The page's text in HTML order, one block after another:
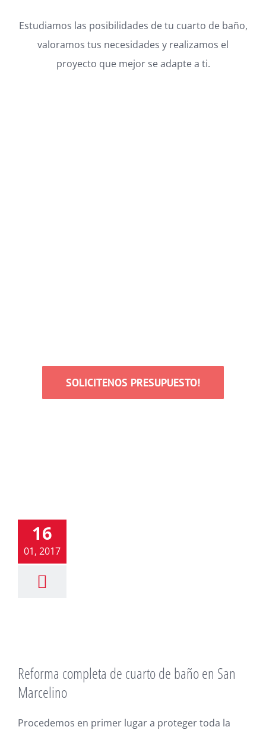
Estudiamos las posibilidades de tu cuarto de baño,
valoramos tus necesidades y realizamos el
proyecto que mejor se adapte a ti.
SOLICITENOS PRESUPUESTO!
16
01, 2017
Reforma completa de cuarto de baño en San
Marcelino
Procedemos en primer lugar a proteger toda la